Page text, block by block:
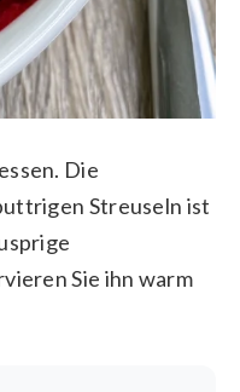
Die
Streuseln ist
Sie ihn warm